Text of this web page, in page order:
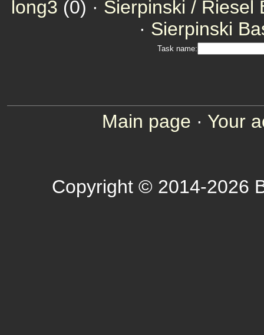
long3 (0) · Sierpinski / Riesel
· Sierpinski
Task name:
Main page · Your
Copyright © 2014-2026